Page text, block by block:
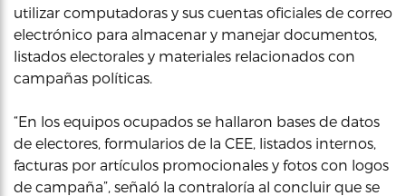
utilizar computadoras y sus cuentas oficiales de correo
electrónico para almacenar y manejar documentos,
listados electorales y materiales relacionados con
campañas políticas.
“En los equipos ocupados se hallaron bases de datos
de electores, formularios de la CEE, listados internos,
facturas por artículos promocionales y fotos con logos
de campaña”, señaló la contraloría al concluir que se